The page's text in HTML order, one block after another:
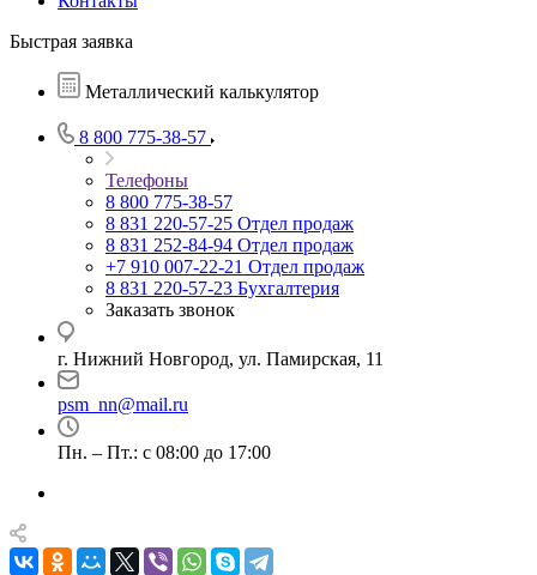
Быстрая заявка
Металлический калькулятор
8 800 775-38-57
Телефоны
8 800 775-38-57
8 831 220-57-25 Отдел продаж
8 831 252-84-94 Отдел продаж
+7 910 007-22-21 Отдел продаж
8 831 220-57-23 Бухгалтерия
Заказать звонок
г. Нижний Новгород, ул. Памирская, 11
psm_nn@mail.ru
Пн. – Пт.: с 08:00 до 17:00